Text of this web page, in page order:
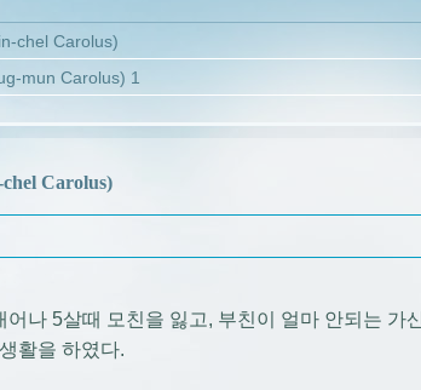
chel Carolus)
mun Carolus) 1
Carolus)
나 5살때 모친을 잃고, 부친이 얼마 안되는 가
활을 하였다.